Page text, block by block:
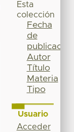
Esta
colección
Fecha
de
publicación
Autor
Título
Materia
Tipo
Usuario
Acceder